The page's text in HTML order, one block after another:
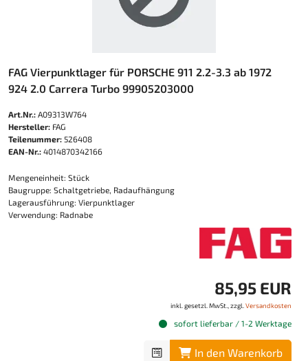
FAG Vierpunktlager für PORSCHE 911 2.2-3.3 ab 1972
924 2.0 Carrera Turbo 99905203000
Art.Nr.: A09313W764
Hersteller: FAG
Teilenummer: 526408
EAN-Nr.: 4014870342166
Mengeneinheit: Stück
Baugruppe: Schaltgetriebe, Radaufhängung
Lagerausführung: Vierpunktlager
Verwendung: Radnabe
85,95 EUR
inkl. gesetzl. MwSt., zzgl. Versandkosten
sofort lieferbar / 1-2 Werktage
In den Warenkorb